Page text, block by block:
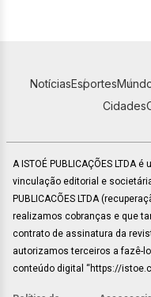
NotíciasEsportes
Cidades
A ISTOÉ PUBLICAÇÕES LTDA
vinculação editorial e societária
PUBLICACÕES LTDA
realizamos cobranças e que
contrato de assinatura da
autorizamos terceiros a fazê-
conteúdo digital “https://